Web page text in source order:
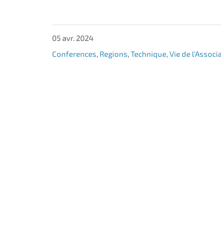
05 avr. 2024
Conferences Regions Technique Vie de